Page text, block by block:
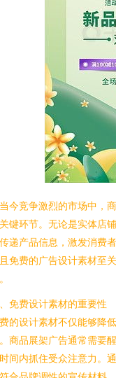
今竞争激烈的市场中，
键环节。无论是实体店
递产品信息，激发消费
免费的广告设计素材至
免费设计素材的重要性
的设计素材不仅能够降
商品展架广告通常需要
间内抓住受众注意力。